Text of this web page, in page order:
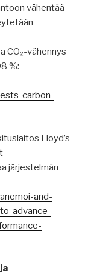
vähentää
CO₂-vähennys
%:
carbon-
Lloyd’s
järjestelmän
and-
advance-